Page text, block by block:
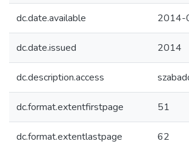
dc.date.available 2014-
dc.date.issued 2014
dc.description.access
dc.format.extentfirstpage 51
dc.format.extentlastpage 62